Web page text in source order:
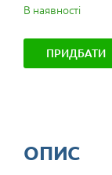
В наявності
ПРИДБАТИ
ОПИС